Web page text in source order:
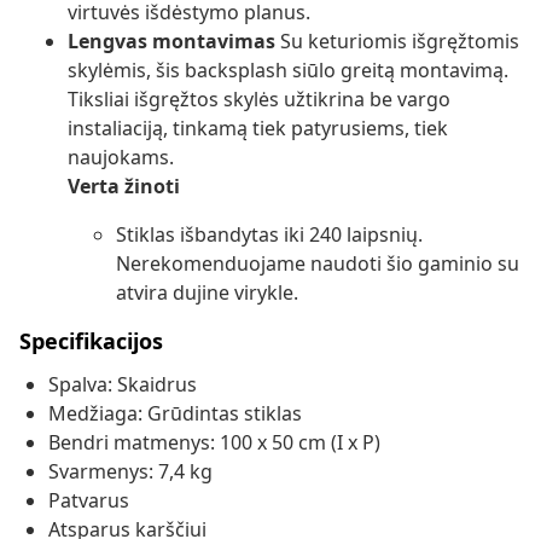
virtuvės išdėstymo planus.
Lengvas montavimasSu keturiomis išgręžtomis
skylėmis, šis backsplash siūlo greitą montavimą.
Tiksliai išgręžtos skylės užtikrina be vargo
instaliaciją, tinkamą tiek patyrusiems, tiek
naujokams.
Verta žinoti
Stiklas išbandytas iki 240 laipsnių.
Nerekomenduojame naudoti šio gaminio su
atvira dujine virykle.
Specifikacijos
Spalva: Skaidrus
Medžiaga: Grūdintas stiklas
Bendri matmenys: 100 x 50 cm (I x P)
Svarmenys: 7,4 kg
Patvarus
Atsparus karščiui